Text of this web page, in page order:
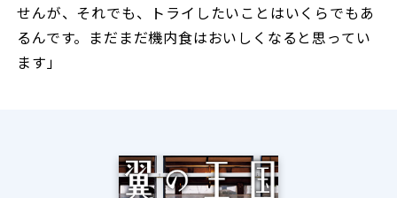
せんが、それでも、トライしたいことはいくらでもあ
るんです。まだまだ機内食はおいしくなると思ってい
ます」